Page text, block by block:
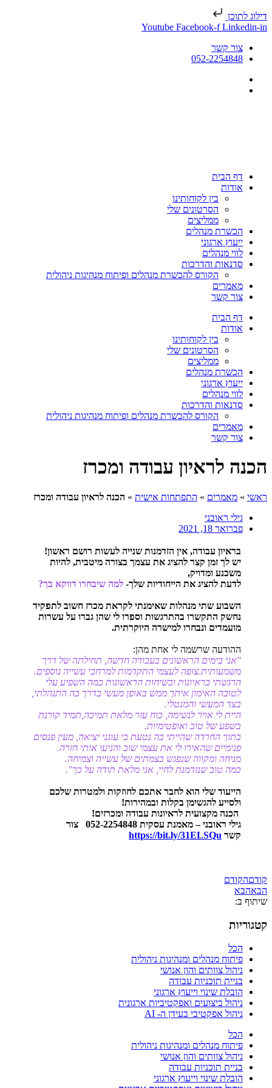
דילוג לתוכן
Youtube Facebook-f Linkedin-in
צור קשר
052-2254848
דף הבית
אודות
בין לקוחותינו
הסרטונים שלי
ממליצים
הכשרת מנהלים
ייעוץ ארגוני
לווי מנהלים
סדנאות והדרכות
הקורס להכשרת מנהלים ופיתוח מנהיגות ניהולית
מאמרים
צור קשר
דף הבית
אודות
בין לקוחותינו
הסרטונים שלי
ממליצים
הכשרת מנהלים
ייעוץ ארגוני
לווי מנהלים
סדנאות והדרכות
הקורס להכשרת מנהלים ופיתוח מנהיגות ניהולית
מאמרים
צור קשר
הכנה לראיון עבודה ומכרז
ראשי » מאמרים » התפתחות אישית » הכנה לראיון עבודה ומכרז
גילי ראובני
פברואר 18, 2021
בראיון עבודה, אין הזדמנות שנייה לעשות רושם ראשון!
יש לך זמן קצר להציג את עצמך בצורה מיטבית, להיות
משכנע ומדויק,
לדעת להציג את הייחודיות שלך- למה שיבחרו דווקא בך?
השבוע שתי מנהלות שאימנתי לקראת מכרז חשוב לתפקיד
נחשק התקשרו בהתרגשות וספרו לי שהן גברו על עשרות
מועמדים ונבחרו למישרה היוקרתית.
ההודעה שרשמה לי אחת מהן:
"אני בימים הראשונים בעבודה חדשה, תחילתה של דרך
משמעותית.צופה לעצמי התקדמות למרחבי עשייה נוספים.
הרגשתי בראיונות ובשיחות הראשונות כמה השפיע עלי
לטובה האימון איתך ממש באופן מעשי בדרך בה התנהלתי,
בצד המעשי והמנטלי.
היית לי אויר לנשימה, כוח עזר מלאת תמיכה,תמיד קורנת
בשפע של טוב ואופטימיות.
בתוך החרדה שהייתי בה נטעת בי עוגני יציאה, מעין פנסים
פנימיים שהאירו לי את עצמי שוב והניעו אותי חזרה.
מניחה ומקווה שנפגש בצמתים של עשייה וצמיחה.
כמה טוב שנזדמנת לחיי, אני מלאת תודה על כך".
הייעוד שלי הוא לחבר אתכם לחוזקות ולמטרות שלכם
ולסייע להגשימן בקלות ובמהירות!
הכנה מקצועית לראיונות עבודה ומכרזים!
גילי ראובני – מאמנת עסקית 052-2254848 צור
קשר https://bit.ly/31ELSQu
קודםהקודם
הבאהבא
שיתוף ב:
קטגוריות
הכל
פיתוח מנהלים ומנהיגות ניהולית
ניהול צוותים והון אנושי
בניית תוכניות עבודה
הובלת שינוי וייעוץ ארגוני
ניהול ביצועים ואפקטיביות ארגונית
ניהול אפקטיבי בעידן ה- AI
הכל
פיתוח מנהלים ומנהיגות ניהולית
ניהול צוותים והון אנושי
בניית תוכניות עבודה
הובלת שינוי וייעוץ ארגוני